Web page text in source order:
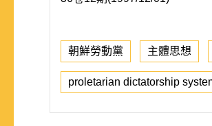
朝鮮勞動黨 主體思想
proletarian dictatorship